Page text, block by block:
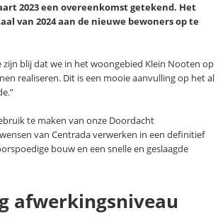
2023 een overeenkomst getekend. Het
van 2024 aan de nieuwe bewoners op te
blij dat we in het woongebied Klein Nooten op
realiseren. Dit is een mooie aanvulling op het al
te maken van onze Doordacht
van Centrada verwerken in een definitief
bouw en een snelle en geslaagde
afwerkingsniveau